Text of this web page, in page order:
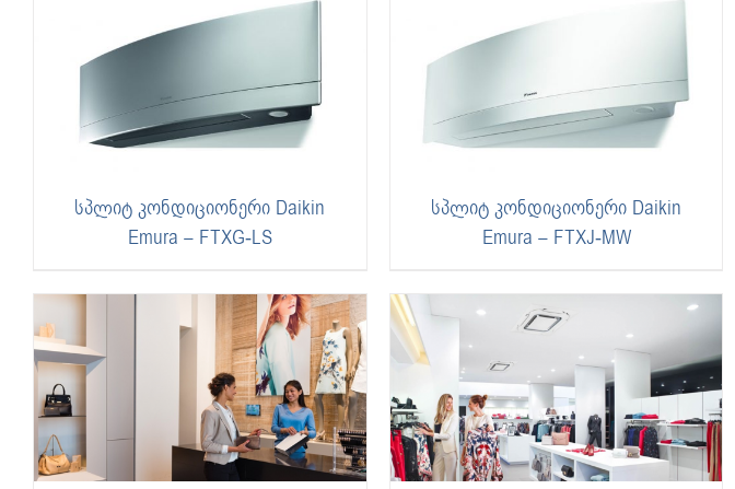
სპლიტ კონდიციონერი Daikin
Emura – FTXG-LS
სპლიტ კონდიციონერი Daikin
Emura – FTXJ-MW